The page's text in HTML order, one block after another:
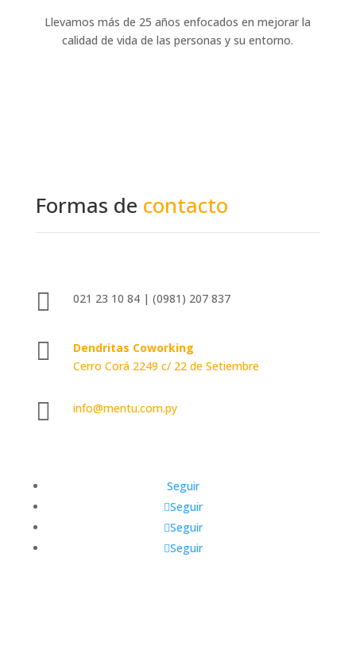
Llevamos más de 25 años enfocados en mejorar la
calidad de vida de las personas y su entorno.
Formas de contacto
 021 23 10 84 | (0981) 207 837

Dendritas Coworking
Cerro Corá 2249 c/ 22 de Setiembre
 info@mentu.com.py
Seguir
Seguir
Seguir
Seguir